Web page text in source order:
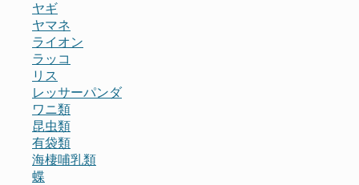
ヤギ
ヤマネ
ライオン
ラッコ
リス
レッサーパンダ
ワニ類
昆虫類
有袋類
海棲哺乳類
蝶